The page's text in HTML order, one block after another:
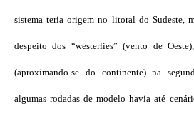
sistema teria origem no litoral do Sudeste,
despeito dos “westerlies” (vento de
(aproximando-se do continente) na
algumas rodadas de modelo havia até